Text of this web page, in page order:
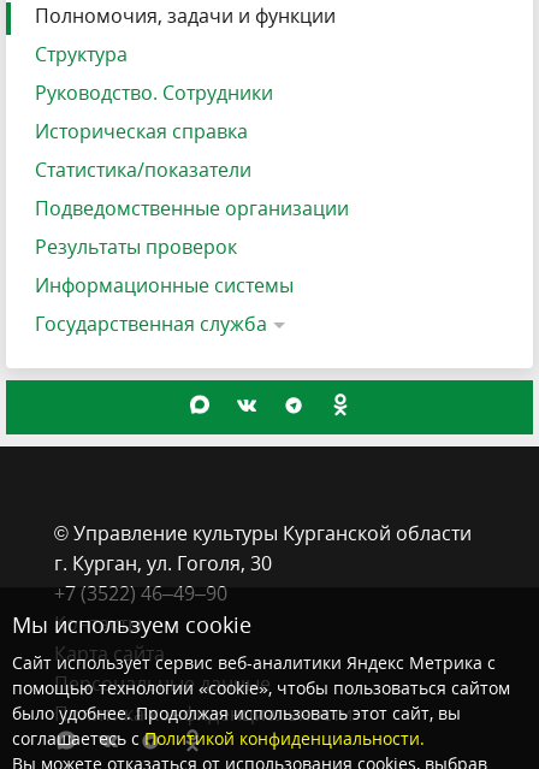
Полномочия, задачи и функции
Структура
Руководство. Сотрудники
Историческая справка
Статистика/показатели
Подведомственные организации
Результаты проверок
Информационные системы
Государственная служба
© Управление культуры Курганской области
г. Курган, ​ул. Гоголя, 30
+7 (3522) 46‒49‒90
Контакты
Карта сайта
Персональные данные
Политика конфиденциальности
Мы используем cookie
Сайт использует сервис веб-аналитики Яндекс Метрика с
помощью технологии «cookie», чтобы пользоваться сайтом
было удобнее. Продолжая использовать этот сайт, вы
соглашаетесь сПолитикой конфиденциальности.
Вы можете отказаться от использования cookies, выбрав